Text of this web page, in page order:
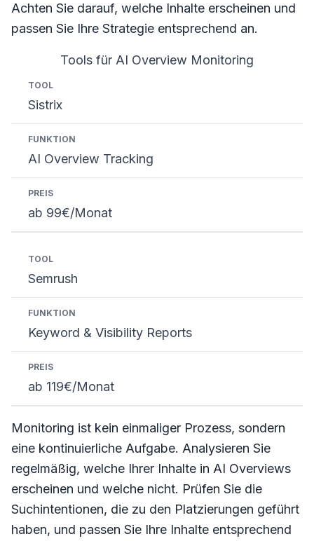
Achten Sie darauf, welche Inhalte erscheinen und
passen Sie Ihre Strategie entsprechend an.
Tools für AI Overview Monitoring
ToolFunktion
Sistrix
AI Overview Tracking
ab 99€/Monat
Semrush
Keyword & Visibility Reports
ab 119€/Monat
Monitoring ist kein einmaliger Prozess, sondern
eine kontinuierliche Aufgabe. Analysieren Sie
regelmäßig, welche Ihrer Inhalte in AI Overviews
erscheinen und welche nicht. Prüfen Sie die
Suchintentionen, die zu den Platzierungen geführt
haben, und passen Sie Ihre Inhalte entsprechend